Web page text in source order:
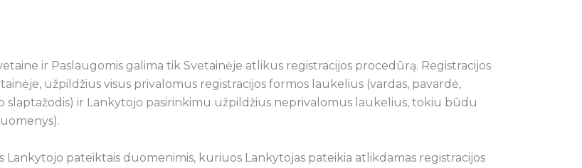
ir Paslaugomis galima tik Svetainėje atlikus registracijos procedūrą. Registracijos
užpildžius visus privalomus registracijos formos laukelius (vardas, pavardė,
ir Lankytojo pasirinkimu užpildžius neprivalomus laukelius, tokiu būdu
Lankytojo pateiktais duomenimis, kuriuos Lankytojas pateikia atlikdamas registracijos